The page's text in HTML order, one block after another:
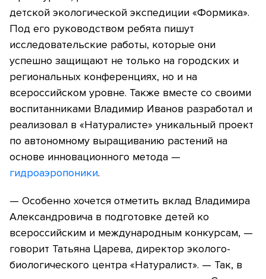
детской экологической экспедиции «Формика».
Под его руководством ребята пишут
исследовательские работы, которые они
успешно защищают не только на городских и
региональных конференциях, но и на
всероссийском уровне. Также вместе со своими
воспитанниками Владимир Иванов разработал и
реализовал в «Натуралисте» уникальный проект
по автономному выращиванию растений на
основе инновационного метода —
гидроаэропоники.
— Особенно хочется отметить вклад Владимира
Александровича в подготовке детей ко
всероссийским и международным конкурсам, —
говорит Татьяна Царева, директор эколого-
биологического центра «Натуралист». — Так, в